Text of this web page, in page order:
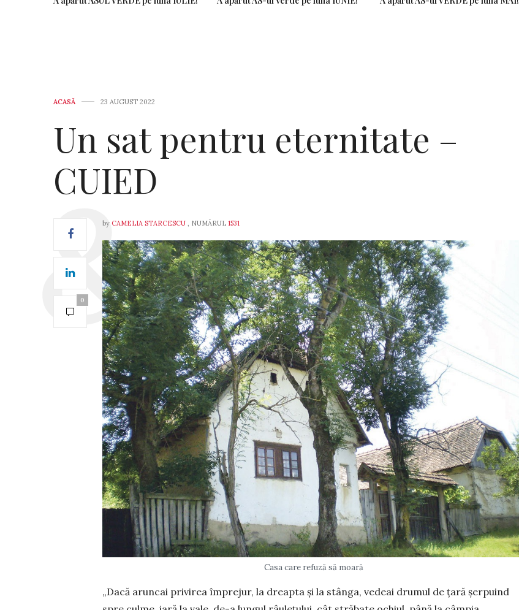
ACASĂ 23 AUGUST 2022
Un sat pentru eternitate –
CUIED
0
by CAMELIA STARCESCU , NUMĂRUL 1531
Casa care refuză să moară
„Dacă aruncai privirea împrejur, la dreap­ta şi la stânga, vedeai drumul de ţară şerpuind